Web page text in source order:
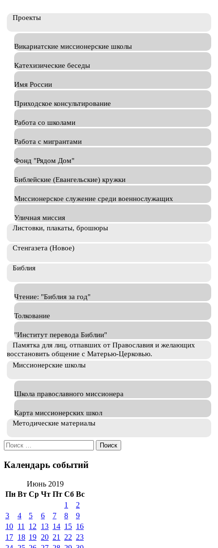
Проекты
Викариатские миссионерские школы
Катехизические беседы
Имя России
Приходское консультирование
Работа со школами
Работа с мигрантами
Фонд "Рядом Дом"
Библейские (Евангельские) кружки
Миссионерское служение среди военнослужащих
Уличная миссия
Листовки, плакаты, брошюры
Стенгазета (Новое)
Библия
Чтение: "Библия за год"
Толкование
"Институт перевода Библии"
Памятка для лиц, отпавших от Православия и желающих
восстановить общение с Матерью-Церковью.
Миссионерские школы
Школа православного миссионера
Карта миссионерских школ
Методические материалы
Искать:
Календарь событий
Июнь 2019
Пн Вт Ср Чт Пт Сб Вс
1
2
3
4 5 6 7 8
9
10 11 12 13 14 15 16
17 18 19 20 21 22 23